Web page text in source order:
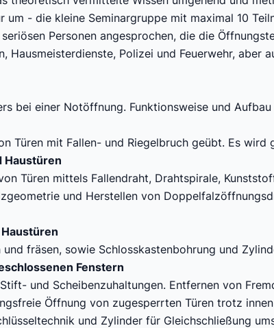
um - die kleine Seminargruppe mit maximal 10
Personen angesprochen, die die
Hausmeisterdienste, Polizei und Feuerwehr, aber
bei einer Notöffnung. Funktionsweise und
Türen mit Fallen- und Riegelbruch geübt. Es
Haustüren
Türen mittels Fallendraht, Drahtspirale,
und Herstellen von
und fräsen, sowie Schlosskastenbohrung und
Fenstern
und Scheibenzuhaltungen. Entfernen von
Öffnung von zugesperrten Türen trotz
und Zylinder für Gleichschließung